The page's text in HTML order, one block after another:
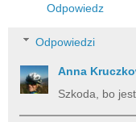
Odpowiedz
Odpowiedzi
Anna
Szkoda, bo